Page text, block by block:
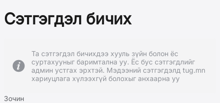
Сэтгэгдэл бичих
Та сэтгэгдэл бичихдээ хууль зүйн болон ёс
суртахууныг баримтална уу. Ёс бус сэтгэгдлийг
админ устгах эрхтэй. Мэдээний сэтгэгдэлд tug.mn
хариуцлага хүлээхгүй болохыг анхаарна уу
Зочин